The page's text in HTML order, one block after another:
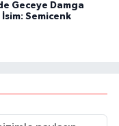
Geceye Damga
Semicenk